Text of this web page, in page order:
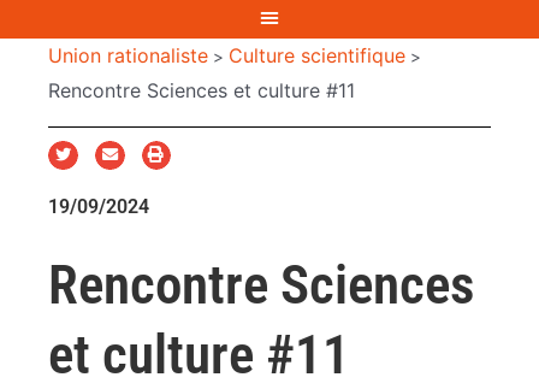
Union rationaliste > Culture scientifique >
Rencontre Sciences et culture #11
19/09/2024
Rencontre Sciences
et culture #11